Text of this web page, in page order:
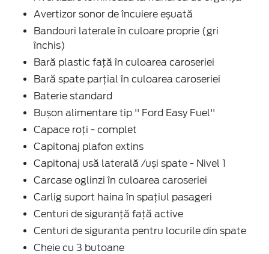
Avertizor sonor de încuiere eșuată
Bandouri laterale în culoare proprie (gri
închis)
Bară plastic față în culoarea caroseriei
Bară spate parţial în culoarea caroseriei
Baterie standard
Bușon alimentare tip '' Ford Easy Fuel''
Capace roți - complet
Capitonaj plafon extins
Capitonaj usă laterală /uși spate - Nivel 1
Carcase oglinzi în culoarea caroseriei
Carlig suport haina în spaţiul pasageri
Centuri de siguranţă faţă active
Centuri de siguranta pentru locurile din spate
Cheie cu 3 butoane